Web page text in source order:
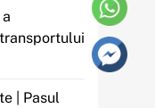
| Pasul